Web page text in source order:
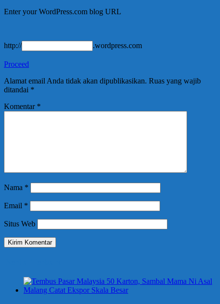
Enter your WordPress.com blog URL
http:// .wordpress.com
Proceed
Alamat email Anda tidak akan dipublikasikan. Ruas yang wajib
ditandai *
Komentar *
Nama *
Email *
Situs Web